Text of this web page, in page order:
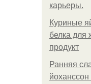
карьеры.
Куриные
белка
продукт
Ранняя